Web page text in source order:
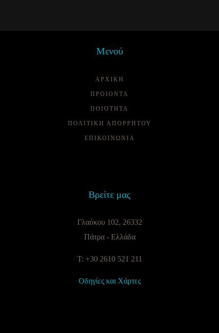
Μενού
ΑΡΧΙΚΗ
ΠΡΟΙΟΝΤΑ
ΠΟΙΌΤΗΤΑ
ΠΟΛΙΤΙΚΗ ΑΠΟΡΡΗΤΟΥ
ΕΠΙΚΟΙΝΩΝΙΑ
Βρείτε μας
Γλαύκου 102, 26332
Πάτρα - Ελλάδα
T: +30 2610 521 211
Οδηγίες και Χάρτες